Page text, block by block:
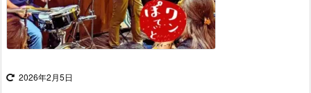
2026年2月5日